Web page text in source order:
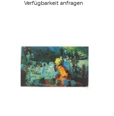
Verfügbarkeit anfragen